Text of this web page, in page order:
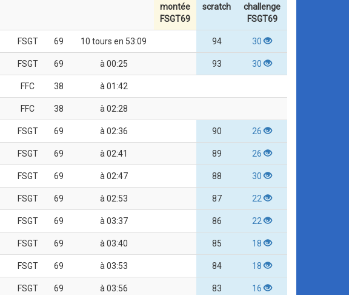
montée
FSGT69
scratch
challenge
FSGT69
FSGT 69 10 tours en 53:09 94 30
FSGT 69 à 00:25 93 30
FFC 38 à 01:42
FFC 38 à 02:28
FSGT 69 à 02:36 90 26
FSGT 69 à 02:41 89 26
FSGT 69 à 02:47 88 30
FSGT 69 à 02:53 87 22
FSGT 69 à 03:37 86 22
FSGT 69 à 03:40 85 18
FSGT 69 à 03:53 84 18
FSGT 69 à 03:56 83 16